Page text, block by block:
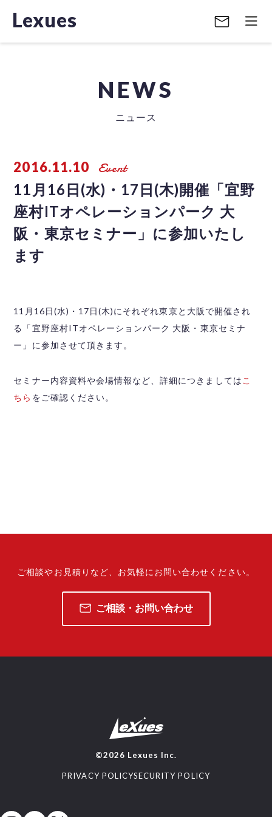
Lexues
NEWS
ニュース
2016.11.10 Event
11月16日(水)・17日(木)開催「宜野
座村ITオペレーションパーク 大
阪・東京セミナー」に参加いたし
ます
11月16日(水)・17日(木)にそれぞれ東京と大阪で開催され
る「宜野座村ITオペレーションパーク 大阪・東京セミナ
ー」に参加させて頂きます。
セミナー内容資料や会場情報など、詳細につきましては こ
ちら をご確認ください。
ご相談やお見積りなど、 お気軽にお問い合わせください。
ご相談・お問い合わせ
©2026 Lexues Inc.
PRIVACY POLICYSECURITY POLICY